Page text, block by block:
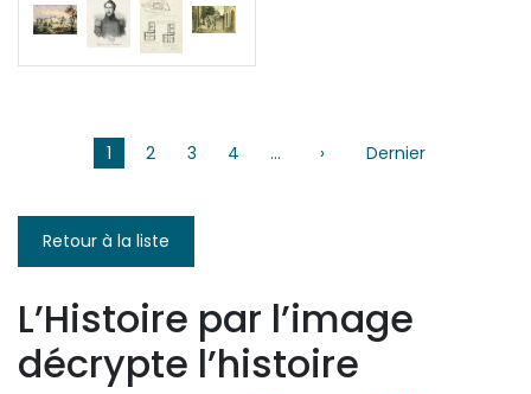
Pagination
1 2 3 4 … ›
Page
Dernier
Retour à la liste
L’Histoire par l’image
décrypte l’histoire